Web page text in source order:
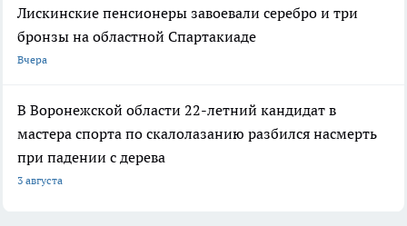
Лискинские пенсионеры завоевали серебро и три
бронзы на областной Спартакиаде
Вчера
В Воронежской области 22-летний кандидат в
мастера спорта по скалолазанию разбился насмерть
при падении с дерева
3 августа